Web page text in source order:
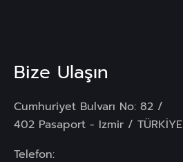
Bize Ulaşın
Cumhuriyet Bulvarı No: 82 /
402 Pasaport - Izmir / TÜRKİYE
Telefon: